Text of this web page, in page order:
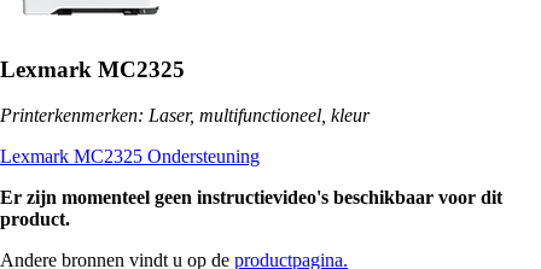
Lexmark MC2325
Printerkenmerken: Laser, multifunctioneel, kleur
Lexmark MC2325 Ondersteuning
Er zijn momenteel geen instructievideo's beschikbaar voor dit
product.
Andere bronnen vindt u op de productpagina.